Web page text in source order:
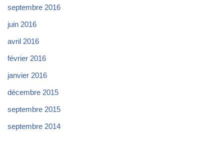
septembre 2016
juin 2016
avril 2016
février 2016
janvier 2016
décembre 2015
septembre 2015
septembre 2014